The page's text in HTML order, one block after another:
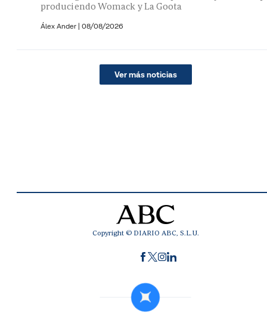
produciendo Womack y La Goota
Álex Ander | 08/08/2026
Ver más noticias
Copyright © DIARIO ABC, S.L.U.